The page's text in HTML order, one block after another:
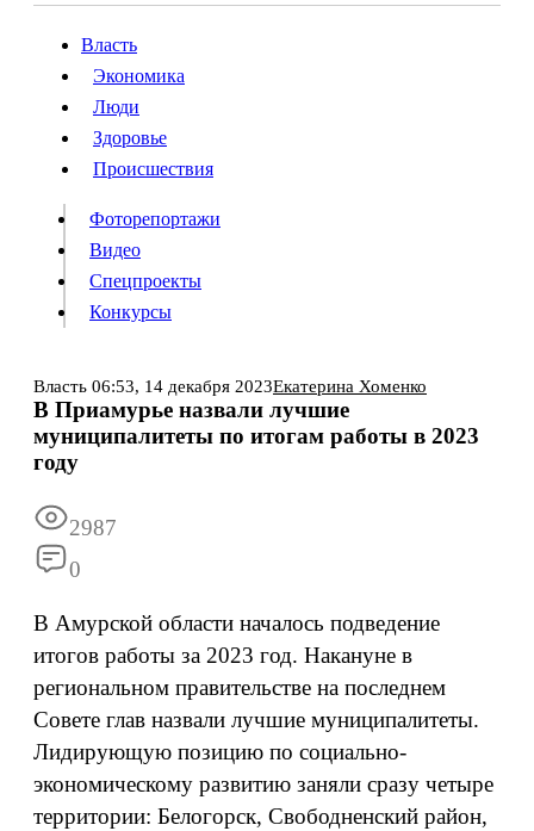
Власть
Происшествия
Видео
Конкурсы
Информация Все новости
Власть
Экономика
Люди
Здоровье
Происшествия
Фоторепортажи
Видео
Спецпроекты
Конкурсы
Власть 06:53, 14 декабря 2023Екатерина Хоменко
В Приамурье назвали лучшие
муниципалитеты по итогам работы в 2023
году
2987
0
В Амурской области началось подведение
итогов работы за 2023 год. Накануне в
региональном правительстве на последнем
Совете глав назвали лучшие муниципалитеты.
Лидирующую позицию по социально-
экономическому развитию заняли сразу четыре
территории: Белогорск, Свободненский район,